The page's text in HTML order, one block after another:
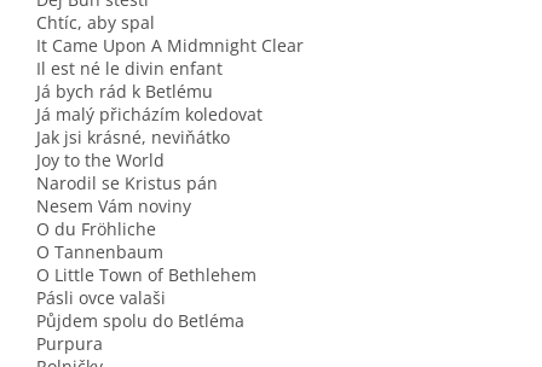
Chtíc, aby spal
It Came Upon A Midmnight Clear
Il est né le divin enfant
Já bych rád k Betlému
Já malý přicházím koledovat
Jak jsi krásné, neviňátko
Joy to the World
Narodil se Kristus pán
Nesem Vám noviny
O du Fröhliche
O Tannenbaum
O Little Town of Bethlehem
Pásli ovce valaši
Půjdem spolu do Betléma
Purpura